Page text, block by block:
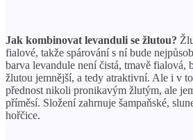
Jak kombinovat levanduli se žlutou?
fialové, takže spárování s ní bude
barva levandule není čistá, tmavě fialová,
žlutou jemnější, a tedy atraktivní. Ale i v
přednost nikoli pronikavým žlutým, ale
příměsí. Složení zahrnuje šampaňské,
hořčice.